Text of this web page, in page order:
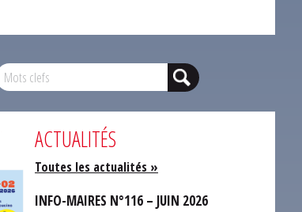
ACTUALITÉS
Toutes les actualités »
INFO-MAIRES N°116 – JUIN 2026